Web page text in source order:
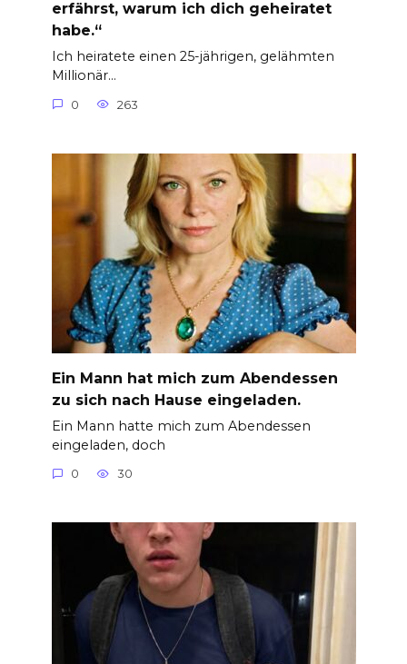
erfährst, warum ich dich geheiratet
habe.“
Ich heiratete einen 25-jährigen, gelähmten
Millionär…
0 263
Ein Mann hat mich zum Abendessen
zu sich nach Hause eingeladen.
Ein Mann hatte mich zum Abendessen
eingeladen, doch
0 30